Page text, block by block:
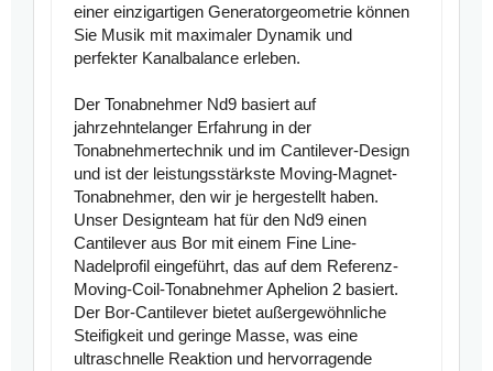
einer einzigartigen Generatorgeometrie können
Sie Musik mit maximaler Dynamik und
perfekter Kanalbalance erleben.
Der Tonabnehmer Nd9 basiert auf
jahrzehntelanger Erfahrung in der
Tonabnehmertechnik und im Cantilever-Design
und ist der leistungsstärkste Moving-Magnet-
Tonabnehmer, den wir je hergestellt haben.
Unser Designteam hat für den Nd9 einen
Cantilever aus Bor mit einem Fine Line-
Nadelprofil eingeführt, das auf dem Referenz-
Moving-Coil-Tonabnehmer Aphelion 2 basiert.
Der Bor-Cantilever bietet außergewöhnliche
Steifigkeit und geringe Masse, was eine
ultraschnelle Reaktion und hervorragende